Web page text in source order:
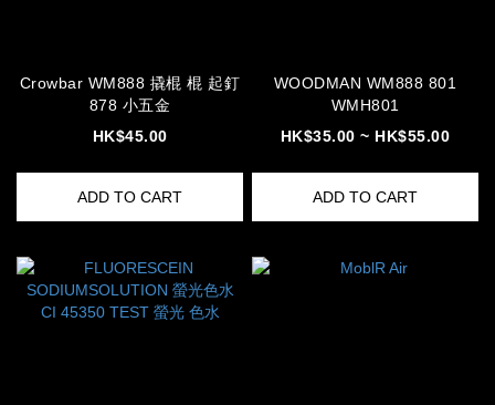
Crowbar WM888 撬棍 棍 起釘
878 小五金
HK$45.00
ADD TO CART
WOODMAN WM888 801
WMH801
HK$35.00 ~ HK$55.00
ADD TO CART